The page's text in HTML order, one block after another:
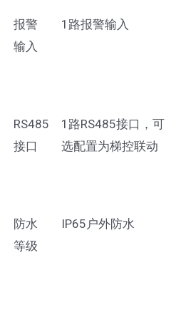
报警
输入
1路报警输入
RS485
接口
1路RS485接口，可
选配置为梯控联动
防水
等级
IP65户外防水